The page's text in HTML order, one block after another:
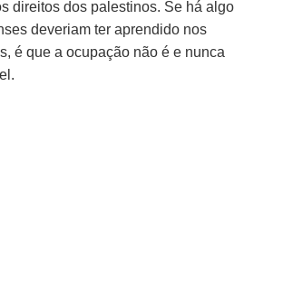
direitos dos palestinos. Se há algo
deveriam ter aprendido nos
é que a ocupação não é e nunca